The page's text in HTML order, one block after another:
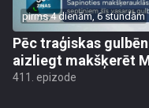
pirms 4 dienām, 6 stundām
Pēc traģiskas
aizliegt makšķerēt
411. epizode